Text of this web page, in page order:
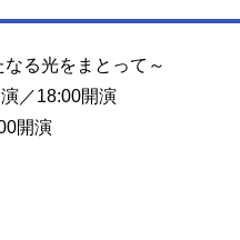
る光をまとって～
演／18:00開演
開演